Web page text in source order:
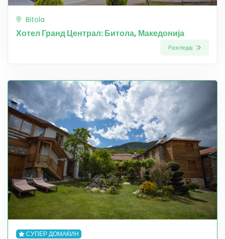
Bitola
Хотел Гранд Централ: Битола, Македонија
Разгледај
СУПЕР ДОМАЌИН